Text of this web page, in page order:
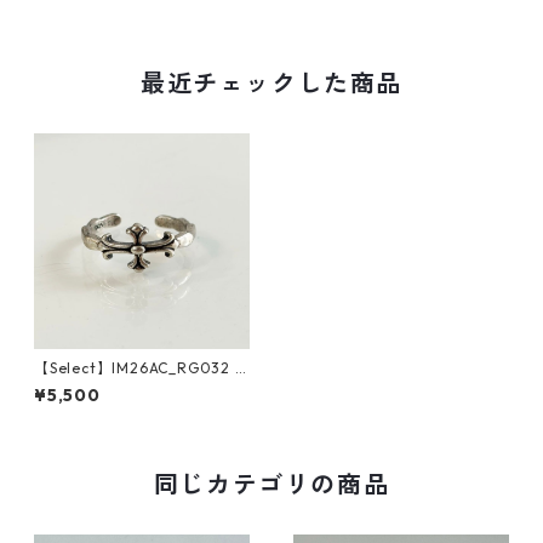
最近チェックした商品
【Select】IM26AC_RG032 /
Urban Antique Cross Ring
（Silver）
¥5,500
同じカテゴリの商品